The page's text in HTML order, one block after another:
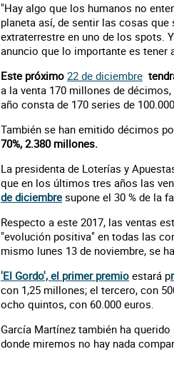
"Hay algo que los humanos no
planeta así, de sentir las cosas
extraterrestre en uno de los spots.
anuncio que lo importante es tener
Este próximo 22 de diciembre
a la venta 170 millones de
año consta de 170 series de
También se han emitido décimos
70%, 2.380 millones.
La presidenta de Loterías y
que en los últimos tres años las
de diciembre supone el 30 % de la
Respecto a este 2017, las ventas
"evolución positiva" en todas las
mismo lunes 13 de noviembre, se
'El Gordo', el primer premio estará p
con 1,25 millones; el tercero, con
ocho quintos, con 60.000 euros.
García Martínez también ha
donde miremos no hay nada